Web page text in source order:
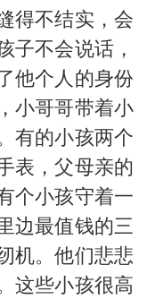
得不结实，会
子不会说话，
他个人的身份
小哥哥带着小
有的小孩两个
表，父母亲的
个小孩守着一
边最值钱的三
机。他们悲悲
这些小孩很高